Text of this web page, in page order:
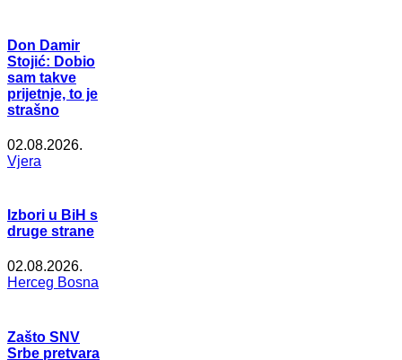
Don Damir
Stojić: Dobio
sam takve
prijetnje, to je
strašno
02.08.2026.
Vjera
Izbori u BiH s
druge strane
02.08.2026.
Herceg Bosna
Zašto SNV
Srbe pretvara